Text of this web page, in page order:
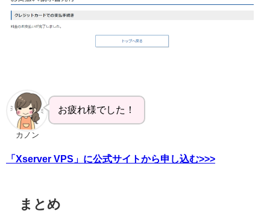
カノン
お疲れ様でした！
「Xserver VPS」に公式サイトから申し込む>>>
まとめ